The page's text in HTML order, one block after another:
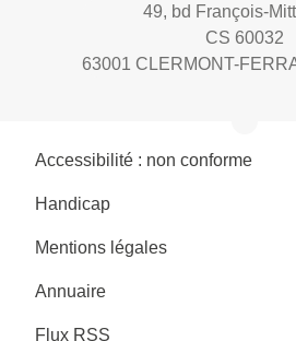
49, bd François-
CS 60032
63001 CLERMONT-
Accessibilité : non conforme
Handicap
Mentions légales
Annuaire
Flux RSS